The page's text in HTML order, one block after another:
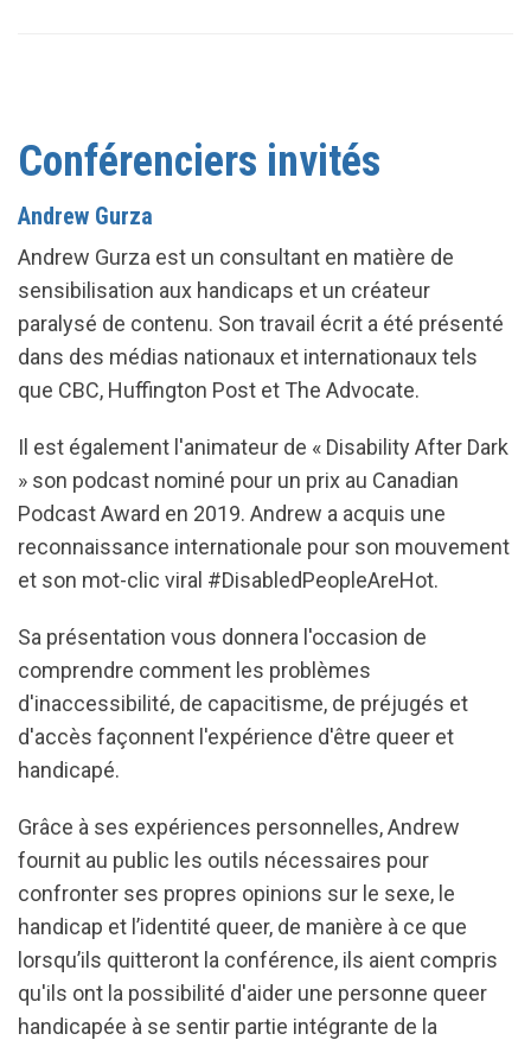
Conférenciers invités
Andrew Gurza
Andrew Gurza est un consultant en matière de
sensibilisation aux handicaps et un créateur
paralysé de contenu. Son travail écrit a été présenté
dans des médias nationaux et internationaux tels
que CBC, Huffington Post et The Advocate.
Il est également l'animateur de « Disability After Dark
» son podcast nominé pour un prix au Canadian
Podcast Award en 2019. Andrew a acquis une
reconnaissance internationale pour son mouvement
et son mot-clic viral #DisabledPeopleAreHot.
Sa présentation vous donnera l'occasion de
comprendre comment les problèmes
d'inaccessibilité, de capacitisme, de préjugés et
d'accès façonnent l'expérience d'être queer et
handicapé.
Grâce à ses expériences personnelles, Andrew
fournit au public les outils nécessaires pour
confronter ses propres opinions sur le sexe, le
handicap et l’identité queer, de manière à ce que
lorsqu’ils quitteront la conférence, ils aient compris
qu'ils ont la possibilité d'aider une personne queer
handicapée à se sentir partie intégrante de la